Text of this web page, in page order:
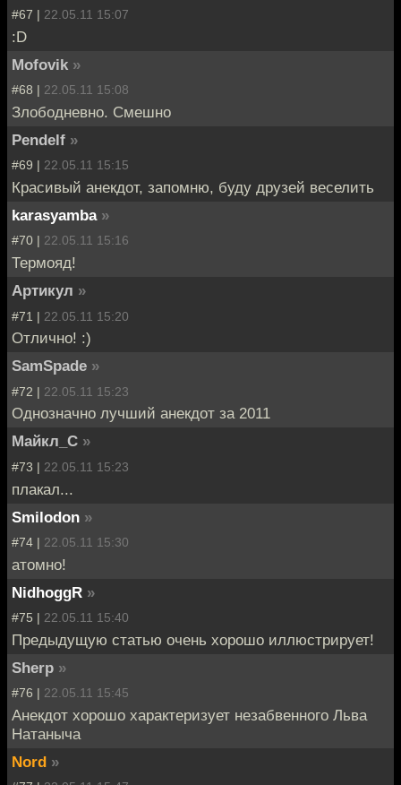
#67 | 22.05.11 15:07
:D
Mofovik »
#68 | 22.05.11 15:08
Злободневно. Смешно
Pendelf »
#69 | 22.05.11 15:15
Красивый анекдот, запомню, буду друзей веселить
karasyamba »
#70 | 22.05.11 15:16
Термояд!
Артикул »
#71 | 22.05.11 15:20
Отлично! :)
SamSpade »
#72 | 22.05.11 15:23
Однозначно лучший анекдот за 2011
Майкл_С »
#73 | 22.05.11 15:23
плакал...
Smilodon »
#74 | 22.05.11 15:30
атомно!
NidhoggR »
#75 | 22.05.11 15:40
Предыдущую статью очень хорошо иллюстрирует!
Sherp »
#76 | 22.05.11 15:45
Анекдот хорошо характеризует незабвенного Льва
Натаныча
Nord »